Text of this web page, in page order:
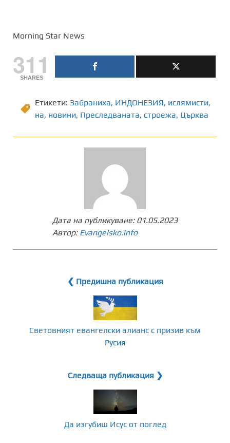
Morning Star News
311
SHARES
Етикети: Забраниха, ИНДОНЕЗИЯ, ислямисти,
на, новини, Преследваната, строежа, Църква
Дата на публикуване: 01.05.2023
Автор: Evangelsko.info
❮ Предишна публикация
Световният евангелски алианс с призив към
Русия
Следваща публикация ❯
Да изгубиш Исус от поглед